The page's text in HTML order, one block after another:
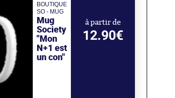
BOUTIQUE
SO - MUG
Mug
Society
"Mon
N+1 est
un con"
à partir de
12.90€